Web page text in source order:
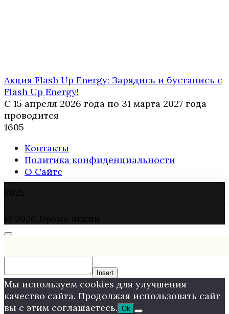
Акция Flash Up Energy: Зарядись и бустанись с
Flash Up Energy!
С 15 апреля 2026 года по 31 марта 2027 года
проводится
1605
Контакты
Политика конфиденциальности
О Сайте
Insert
Мы используем cookies для улучшения
качество сайта. Продолжая использовать сайт
вы с этим соглашаетесь. Ok